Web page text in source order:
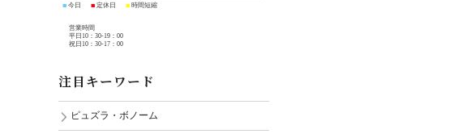
■ 今日 ■ 定休日 ■ 時間短縮
営業時間
平日10：30-19：00
祝日10：30-17：00
注目キーワード
ピュズラ・ボノーム